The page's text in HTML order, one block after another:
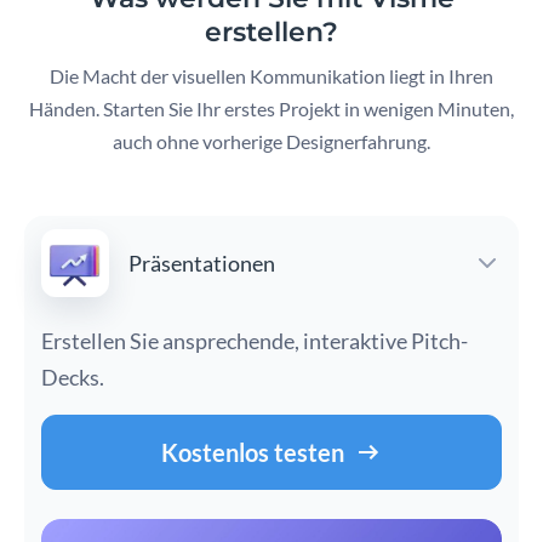
erstellen?
Die Macht der visuellen Kommunikation liegt in Ihren
Händen.Starten Sie Ihr erstes Projekt in wenigen Minuten,
auch ohne vorherige Designerfahrung.
Präsentationen
Erstellen Sie ansprechende, interaktive Pitch-
Decks.
Kostenlos testen